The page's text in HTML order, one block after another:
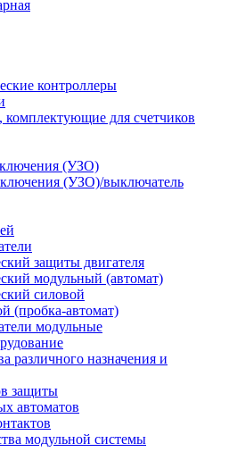
контроллеры
для счетчиков
(УЗО)
(УЗО)/выключатель
защиты двигателя
модульный (автомат)
силовой
(пробка-автомат)
модульные
различного назначения и
защиты
автоматов
модульной системы